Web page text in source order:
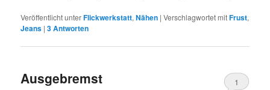
Veröffentlicht unterFlickwerkstatt,Nähen |Verschlagwortet mitFrust,
Jeans |3Antworten
Ausgebremst 1